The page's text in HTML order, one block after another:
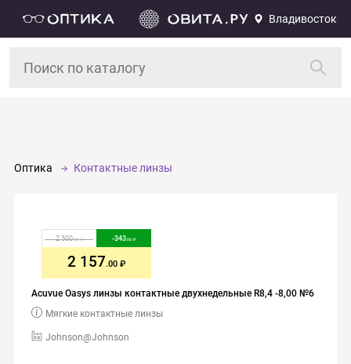
Владивосток
Оптика Контактные линзы
Acuvue Oasys линзы контактные двухнедельные R8,4 -8,00 №6
Johnson@Johnson
Мягкие контактные линзы
2 500.00 -343.00
2 157.00